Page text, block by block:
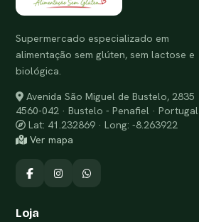
Supermercado especializado em
alimentação sem glúten, sem lactose e
biológica.
Avenida São Miguel de Bustelo, 2835
4560-042 · Bustelo - Penafiel · Portugal
Lat: 41.232869 · Long: -8.263922
Ver mapa
Loja